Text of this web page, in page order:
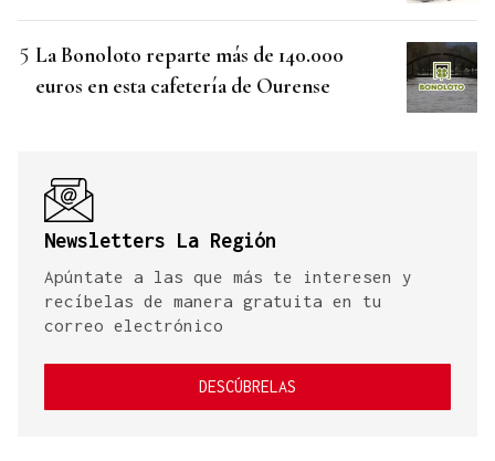
La Bonoloto reparte más de 140.000
euros en esta cafetería de Ourense
Newsletters La Región
Apúntate a las que más te interesen y
recíbelas de manera gratuita en tu
correo electrónico
DESCÚBRELAS